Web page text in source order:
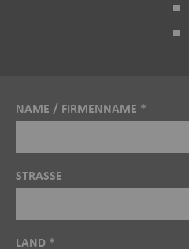
NAME / FIRMENNAME *
STRASSE
LAND *